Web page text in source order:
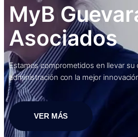
MyB
Asociados
Estamos comprometidos en llevar su
administración con la mejor
VER MÁS